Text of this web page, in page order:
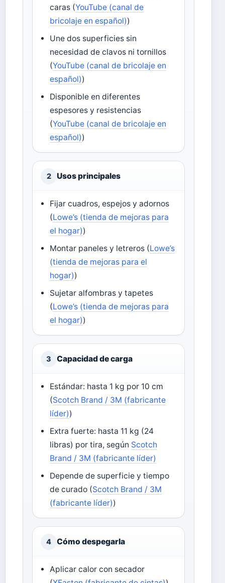
caras (YouTube (canal de
bricolaje en español))
Une dos superficies sin
necesidad de clavos ni tornillos
(YouTube (canal de bricolaje en
español))
Disponible en diferentes
espesores y resistencias
(YouTube (canal de bricolaje en
español))
2 Usos principales
Fijar cuadros, espejos y adornos
(Lowe’s (tienda de mejoras para
el hogar))
Montar paneles y letreros (Lowe’s
(tienda de mejoras para el
hogar))
Sujetar alfombras y tapetes
(Lowe’s (tienda de mejoras para
el hogar))
3 Capacidad de carga
Estándar: hasta 1 kg por 10 cm
(Scotch Brand / 3M (fabricante
líder))
Extra fuerte: hasta 11 kg (24
libras) por tira, según Scotch
Brand / 3M (fabricante líder)
Depende de superficie y tiempo
de curado (Scotch Brand / 3M
(fabricante líder))
4 Cómo despegarla
Aplicar calor con secador